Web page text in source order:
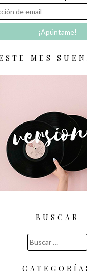
MES
BUSCAR
Buscar: